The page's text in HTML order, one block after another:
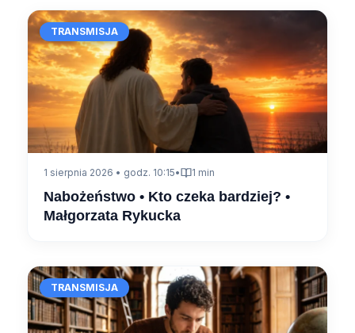
TRANSMISJA
1 sierpnia 2026 • godz. 10:15• 1 min
Nabożeństwo • Kto czeka bardziej? •
Małgorzata Rykucka
TRANSMISJA